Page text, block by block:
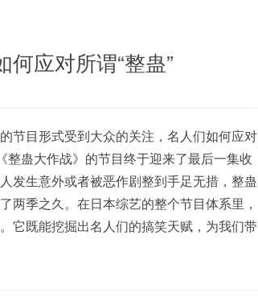
应对所谓“整蛊”
节目形式受到大众的关注，名人们如何应对
整蛊大作战》的节目终于迎来了最后一集收
发生意外或者被恶作剧整到手足无措，整蛊
两季之久。在日本综艺的整个节目体系里，
它既能挖掘出名人们的搞笑天赋，为我们带